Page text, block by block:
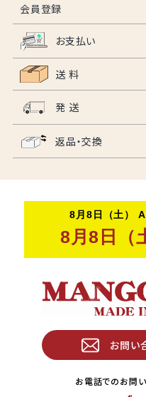
会員登録
お支払い
送 料
発 送
返品・交換
お問い
お電話でのお問